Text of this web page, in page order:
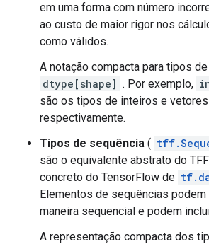
em uma forma com número
ao custo de maior rigor nos
como válidos.
A notação compacta para tipos
dtype[shape] . Por exemplo,
são os tipos de inteiros e
respectivamente.
Tipos de sequência (
são o equivalente abstrato do
concreto do TensorFlow de
Elementos de sequências
maneira sequencial e podem
A representação compacta dos